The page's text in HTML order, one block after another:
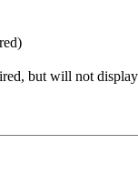
but will not